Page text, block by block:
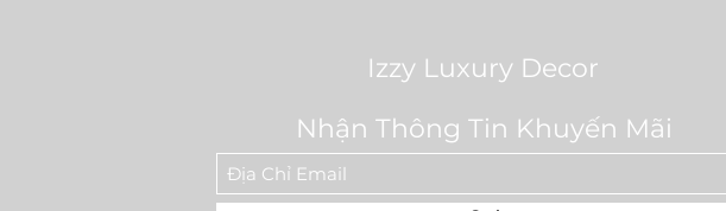
Izzy Luxury Decor
Nhận Thông Tin Khuyến Mãi